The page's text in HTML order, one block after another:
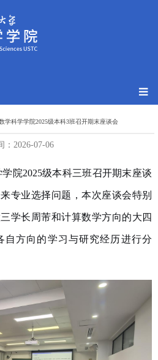
科学学院2025级本科3班召开期末座谈会
：2026-07-06
学院2025级本科三班召开期末座谈
专业选择问题，本次座谈会特别
学长周芾和计算数学方向的大四
自方向的学习与研究经历进行分